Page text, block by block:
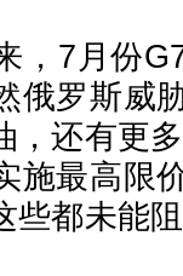
7月份G7
俄罗斯威
，还有更
施最高限
些都未能